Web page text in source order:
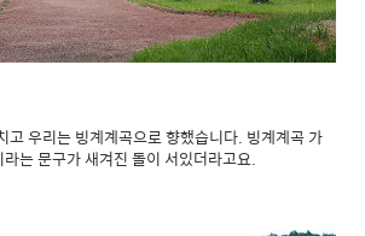
우리는 빙계계곡으로 향했습니다. 빙계계곡 가
는 문구가 새겨진 돌이 서있더라고요.